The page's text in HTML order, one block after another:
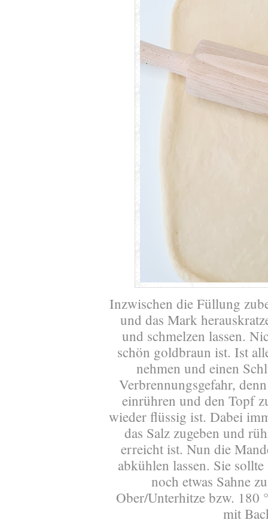
Inzwischen die Füllung
und das Mark
und schmelzen lassen.
schön goldbraun ist. Ist
nehmen und einen
Verbrennungsgefahr,
einrühren und den Topf
wieder flüssig ist. Dabei
das Salz zugeben und
erreicht ist. Nun die
abkühlen lassen. Sie
noch etwas Sahne
Ober/Unterhitze bzw. 180
mit